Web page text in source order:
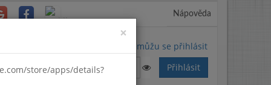
Nápověda
Nemůžu se přihlásit
×
store/apps/details?